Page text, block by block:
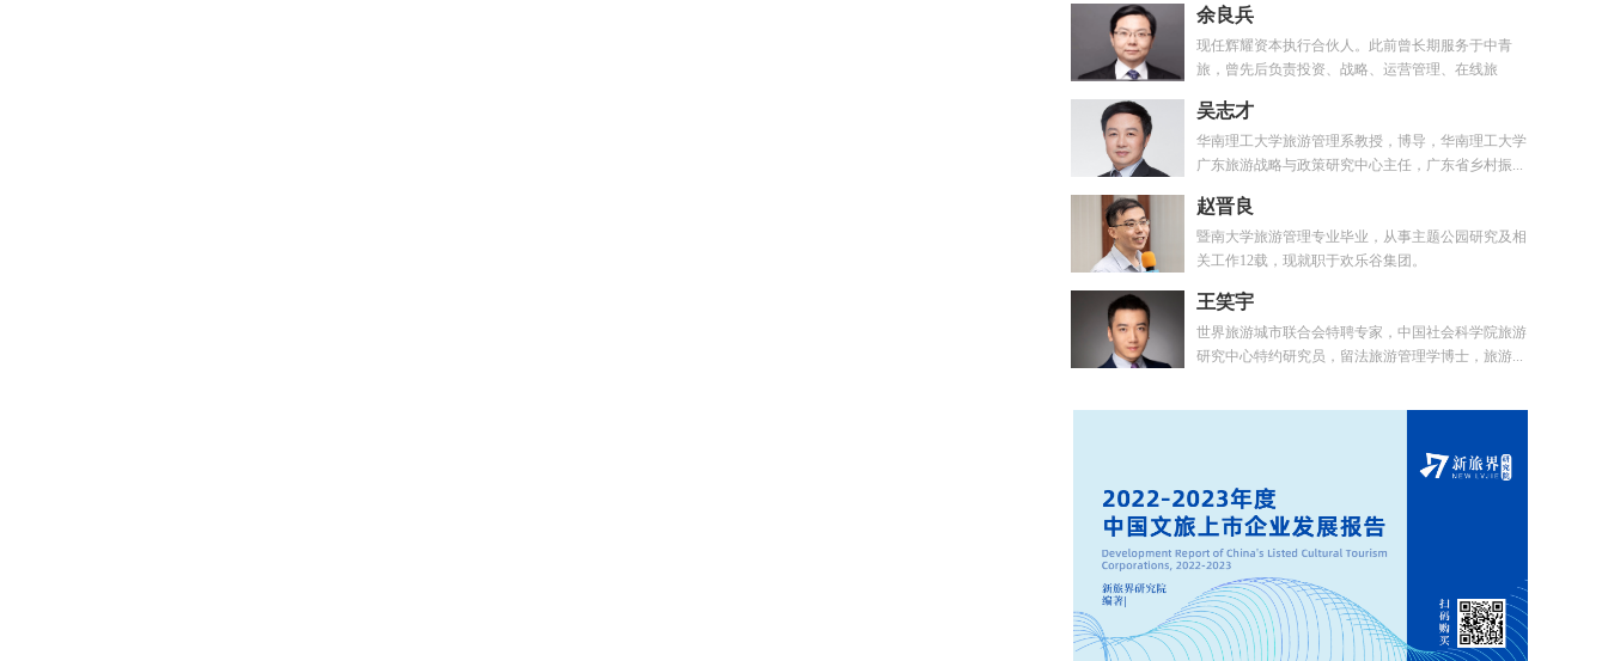
余良兵
现任辉耀资本执行合伙人。此前曾长期服务于中青
旅，曾先后负责投资、战略、运营管理、在线旅
吴志才
华南理工大学旅游管理系教授，博导，华南理工大学
广东旅游战略与政策研究中心主任，广东省乡村振...
赵晋良
暨南大学旅游管理专业毕业，从事主题公园研究及相
关工作12载，现就职于欢乐谷集团。
王笑宇
世界旅游城市联合会特聘专家，中国社会科学院旅游
研究中心特约研究员，留法旅游管理学博士，旅游...